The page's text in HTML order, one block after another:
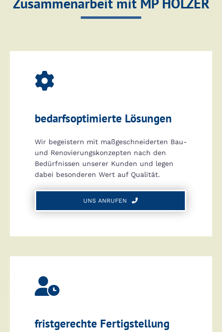

bedarfsoptimierte Lösungen
Wir begeistern mit maßgeschneiderten Bau-
und Renovierungskonzepten nach den
Bedürfnissen unserer Kunden und legen
dabei besonderen Wert auf Qualität.
UNS ANRUFEN

fristgerechte Fertigstellung